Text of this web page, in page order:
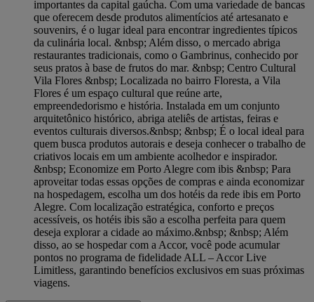
importantes da capital gaúcha. Com uma variedade de bancas
que oferecem desde produtos alimentícios até artesanato e
souvenirs, é o lugar ideal para encontrar ingredientes típicos
da culinária local. &nbsp; Além disso, o mercado abriga
restaurantes tradicionais, como o Gambrinus, conhecido por
seus pratos à base de frutos do mar. &nbsp; Centro Cultural
Vila Flores &nbsp; Localizada no bairro Floresta, a Vila
Flores é um espaço cultural que reúne arte,
empreendedorismo e história. Instalada em um conjunto
arquitetônico histórico, abriga ateliês de artistas, feiras e
eventos culturais diversos.&nbsp; &nbsp; É o local ideal para
quem busca produtos autorais e deseja conhecer o trabalho de
criativos locais em um ambiente acolhedor e inspirador.
&nbsp; Economize em Porto Alegre com ibis &nbsp; Para
aproveitar todas essas opções de compras e ainda economizar
na hospedagem, escolha um dos hotéis da rede ibis em Porto
Alegre. Com localização estratégica, conforto e preços
acessíveis, os hotéis ibis são a escolha perfeita para quem
deseja explorar a cidade ao máximo.&nbsp; &nbsp; Além
disso, ao se hospedar com a Accor, você pode acumular
pontos no programa de fidelidade ALL – Accor Live
Limitless, garantindo benefícios exclusivos em suas próximas
viagens.